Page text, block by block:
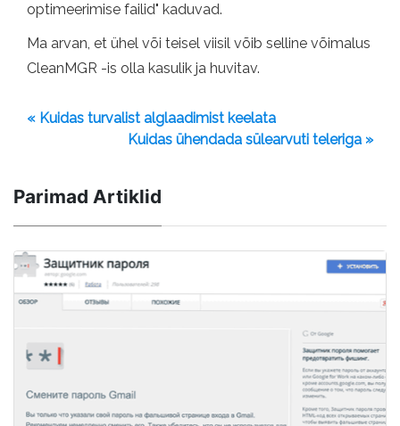
optimeerimise failid" kaduvad.
Ma arvan, et ühel või teisel viisil võib selline võimalus
CleanMGR -is olla kasulik ja huvitav.
« Kuidas turvalist alglaadimist keelata
Kuidas ühendada sülearvuti teleriga »
Parimad Artiklid